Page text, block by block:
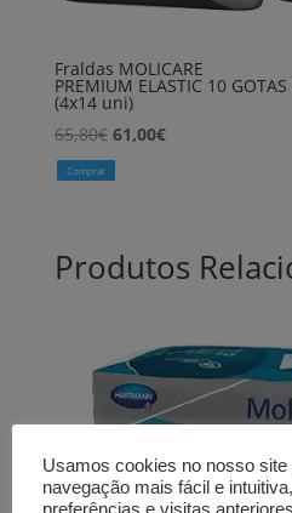
Fraldas MOLICARE
PREMIUM ELASTIC 10 GOTAS
(4x14 uni)
65,80€ O
preço
original
61,00€O
Comprar
Produtos
Usamos cookies no nosso
navegação mais fácil e
preferências e visitas